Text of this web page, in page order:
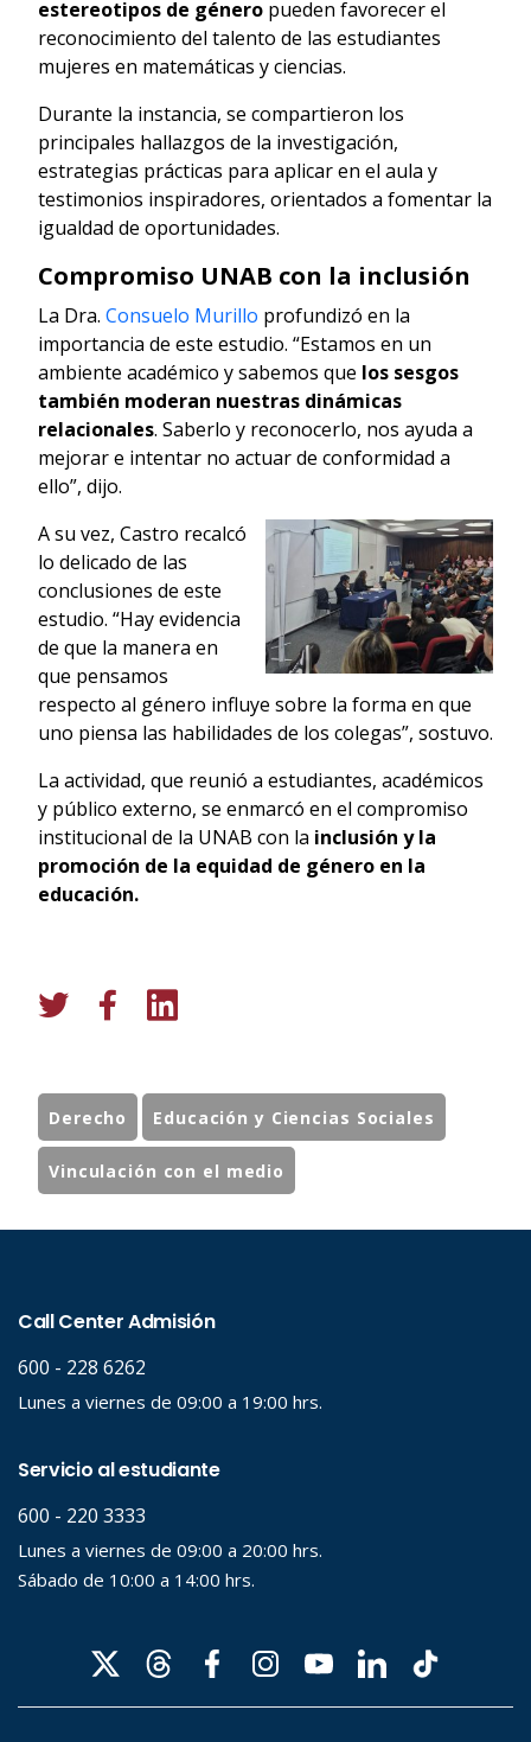
estereotipos de género pueden favorecer el
reconocimiento del talento de las estudiantes
mujeres en matemáticas y ciencias.
Durante la instancia, se compartieron los
principales hallazgos de la investigación,
estrategias prácticas para aplicar en el aula y
testimonios inspiradores, orientados a fomentar la
igualdad de oportunidades.
Compromiso UNAB con la inclusión
La Dra. Consuelo Murillo profundizó en la
importancia de este estudio. “Estamos en un
ambiente académico y sabemos que los sesgos
también moderan nuestras dinámicas
relacionales. Saberlo y reconocerlo, nos ayuda a
mejorar e intentar no actuar de conformidad a
ello”, dijo.
A su vez, Castro recalcó
lo delicado de las
conclusiones de este
estudio. “Hay evidencia
de que la manera en
que pensamos
respecto al género influye sobre la forma en que
uno piensa las habilidades de los colegas”, sostuvo.
La actividad, que reunió a estudiantes, académicos
y público externo, se enmarcó en el compromiso
institucional de la UNAB con la inclusión y la
promoción de la equidad de género en la
educación.
Derecho Educación y Ciencias Sociales
Vinculación con el medio